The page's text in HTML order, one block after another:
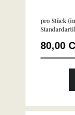
pro Stück
80,00